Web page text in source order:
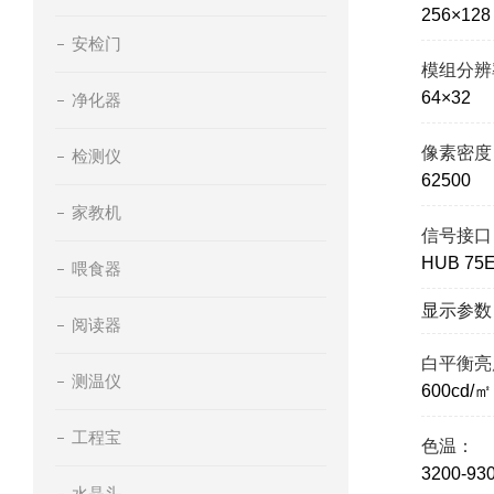
安检门
净化器
检测仪
家教机
喂食器
阅读器
测温仪
工程宝
256×128
模组分辨
64×32
像素密度
62500
信号接口
HUB 75E
显示参数
白平衡亮
600cd/㎡
色温：
3200-